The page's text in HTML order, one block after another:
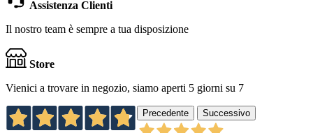
Assistenza Clienti
Il nostro team è sempre a tua disposizione
Store
Vienici a trovare in negozio, siamo aperti 5 giorni su 7
Precedente Successivo